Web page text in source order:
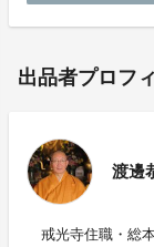
出品者プロフ
渡邊
戒光寺住職・総